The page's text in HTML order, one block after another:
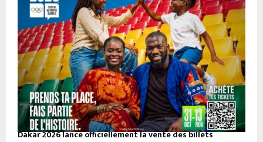
Dakar 2026 lance officiellement la vente des billets